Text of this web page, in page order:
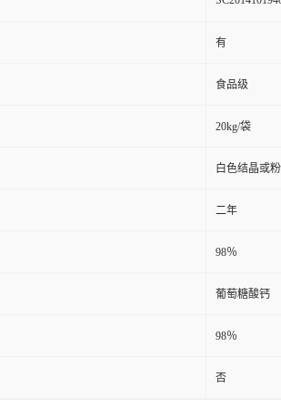
有
食品级
20kg/袋
白色结晶或
二年
98％
葡萄糖酸钙
98％
否